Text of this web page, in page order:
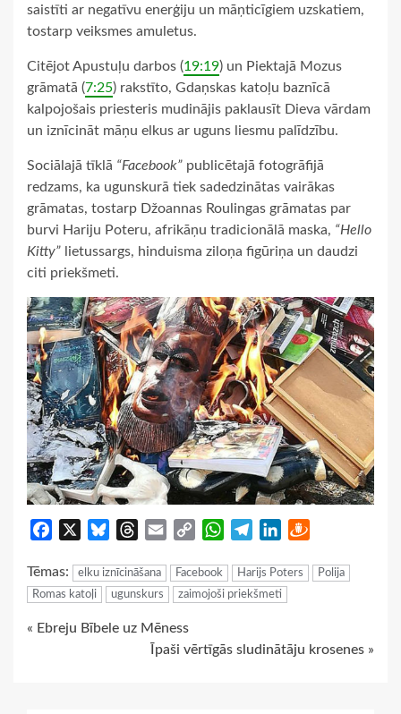
saistīti ar negatīvu enerģiju un māņticīgiem uzskatiem,
tostarp veiksmes amuletus.
Citējot Apustuļu darbos (19:19) un Piektajā Mozus
grāmatā (7:25) rakstīto, Gdaņskas katoļu baznīcā
kalpojošais priesteris mudinājis paklausīt Dieva vārdam
un iznīcināt māņu elkus ar uguns liesmu palīdzību.
Sociālajā tīklā “Facebook” publicētajā fotogrāfijā
redzams, ka ugunskurā tiek sadedzinātas vairākas
grāmatas, tostarp Džoannas Roulingas grāmatas par
burvi Hariju Poteru, afrikāņu tradicionālā maska, “Hello
Kitty” lietussargs, hinduisma ziloņa figūriņa un daudzi
citi priekšmeti.
Facebook BlueskyThreads
Email
Copy
WhatsApp
TelegramLinkedIn
Tēmas: elku iznīcināšana Facebook Harijs Poters
Polija
Romas katoļi
ugunskurs zaimojoši priekšmeti
Continue
« Ebreju Bībele uz Mēness
Īpaši vērtīgās sludinātāju krosenes »